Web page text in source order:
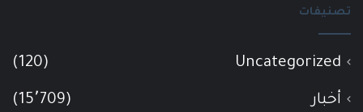
تصنيفات
Uncategorized
(120)
أخبار (15٬709)